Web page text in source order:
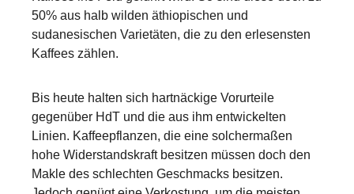
50% aus halb wilden äthiopischen und
sudanesischen Varietäten, die zu den erlesensten
Kaffees zählen.
Bis heute halten sich hartnäckige Vorurteile
gegenüber HdT und die aus ihm entwickelten
Linien. Kaffeepflanzen, die eine solchermaßen
hohe Widerstandskraft besitzen müssen doch den
Makle des schlechten Geschmacks besitzen.